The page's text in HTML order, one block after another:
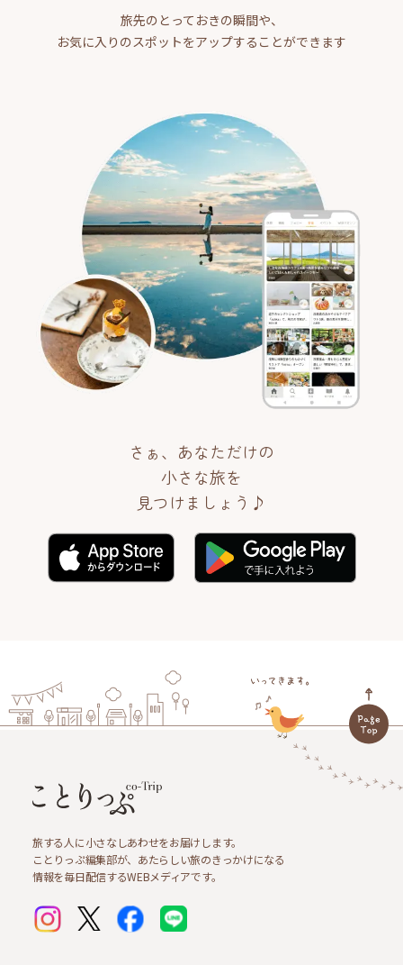
旅先のとっておきの瞬間や、
お気に入りのスポットをアップすることができます
さぁ、あなただけの
小さな旅を
見つけましょう♪
旅する人に小さなしあわせをお届けします。
ことりっぷ編集部が、あたらしい旅のきっかけになる
情報を毎日配信するWEBメディアです。